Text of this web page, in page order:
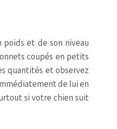
et de son niveau
coupés en petits
quantités et observez
de lui en
si votre chien suit